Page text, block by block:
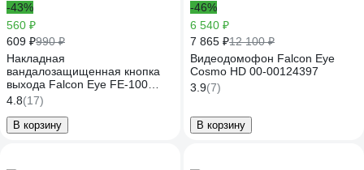
-43%
560 ₽
609 ₽990 ₽
Накладная
вандалозащищенная кнопка
выхода Falcon Eye FE-100
Медь 00-00110046
4.8(17)
В корзину
-46%
6 540 ₽
7 865 ₽12 100 ₽
Видеодомофон Falcon Eye
Cosmo HD 00-00124397
3.9(7)
В корзину